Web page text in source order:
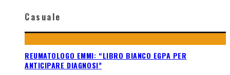
Casuale
REUMATOLOGO EMMI: “LIBRO BIANCO EGPA PER
ANTICIPARE DIAGNOSI”